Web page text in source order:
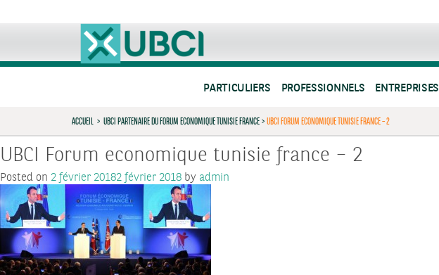
PARTICULIERS PROFESSIONNELS ENTREPRISES
ACCUEIL > UBCI PARTENAIRE DU FORUM ECONOMIQUE TUNISIE FRANCE>UBCI FORUM ECONOMIQUE TUNISIE FRANCE – 2
UBCI Forum economique tunisie france – 2
Posted on 2 février 20182 février 2018 by admin